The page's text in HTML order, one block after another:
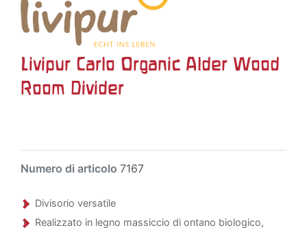
Livipur Carlo Organic Alder Wood
Room Divider
Numero di articolo 7167
Divisorio versatile
Realizzato in legno massiccio di ontano biologico,